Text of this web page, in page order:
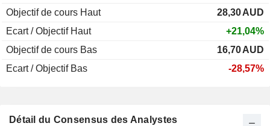
Objectif de cours Haut
28,30AUD
Ecart / Objectif Haut
+21,04%
Objectif de cours Bas
16,70AUD
Ecart / Objectif Bas
-28,57%
Détail du Consensus des Analystes